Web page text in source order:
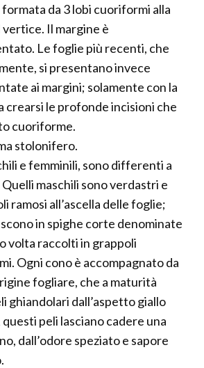
da 3 lobi cuoriformi alla
vertice. Il margine è
Le foglie più recenti, che
si presentano invece
ai margini; solamente con la
crearsi le profonde incisioni che
cuoriforme.
stolonifero.
e femminili, sono differenti a
maschili sono verdastri e
ramosi all’ascella delle foglie;
in spighe corte denominate
volta raccolti in grappoli
Ogni cono è accompagnato da
fogliare, che a maturità
ghiandolari dall’aspetto giallo
peli lasciano cadere una
dall’odore speziato e sapore